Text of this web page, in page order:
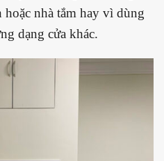
hoặc nhà tắm hay vì dùng
dạng cửa khác.